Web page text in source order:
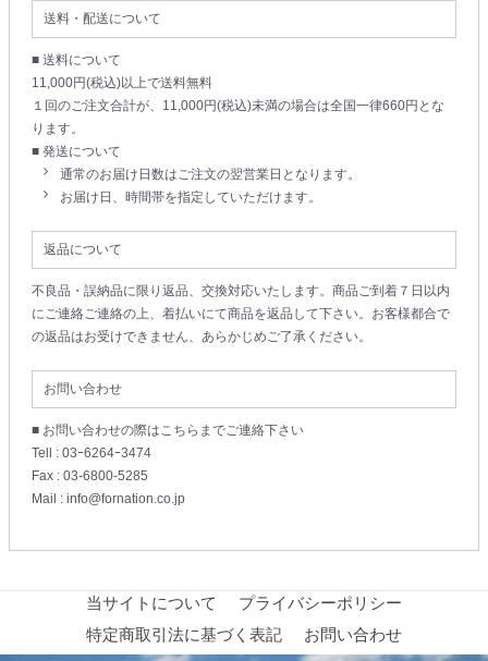
送料・配送について
■ 送料について
11,000円(税込)以上で送料無料
１回のご注文合計が、11,000円(税込)未満の場合は全国一律660円とな
ります。
■ 発送について
通常のお届け日数はご注文の翌営業日となります。
お届け日、時間帯を指定していただけます。
返品について
不良品・誤納品に限り返品、交換対応いたします。商品ご到着７日以内
にご連絡ご連絡の上、着払いにて商品を返品して下さい。お客様都合で
の返品はお受けできません、あらかじめご了承ください。
お問い合わせ
■ お問い合わせの際はこちらまでご連絡下さい
Tell : 03ｰ6264ｰ3474
Fax : 03-6800-5285
Mail : info@fornation.co.jp
当サイトについて
プライバシーポリシー
特定商取引法に基づく表記
お問い合わせ